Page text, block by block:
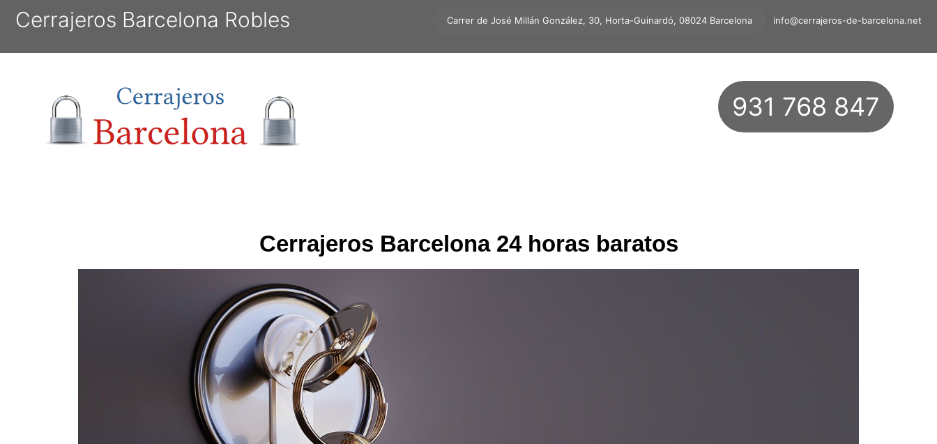
Carrer de José Millán González, 30, Horta-Guinardó, 08024 Barcelona
Cerrajeros Barcelona Robles info@cerrajeros-de-barcelona.net
931 768 847
Cerrajeros Barcelona 24 horas baratos